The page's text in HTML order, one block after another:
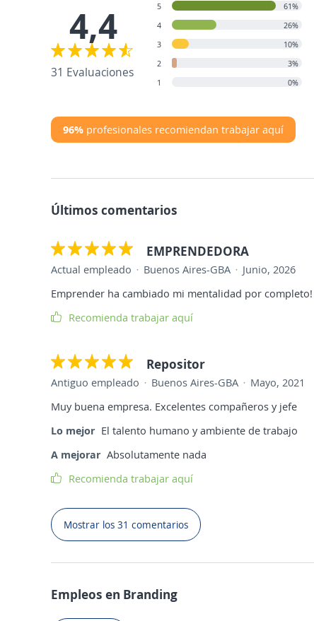
4,4
31 Evaluaciones
5
61%
4
26%
3
10%
2
3%
1
0%
96% profesionales recomiendan trabajar aquí
Últimos comentarios
EMPRENDEDORA
Actual empleado Buenos Aires-GBA
Junio, 2026
Emprender ha cambiado mi mentalidad por completo!
Recomienda trabajar aquí
Repositor
Antiguo empleado Buenos Aires-GBA
Mayo, 2021
Muy buena empresa. Excelentes compañeros y jefe
Lo mejor El talento humano y ambiente de trabajo
A mejorar Absolutamente nada
Recomienda trabajar aquí
Mostrar los 31 comentarios
Empleos en Branding